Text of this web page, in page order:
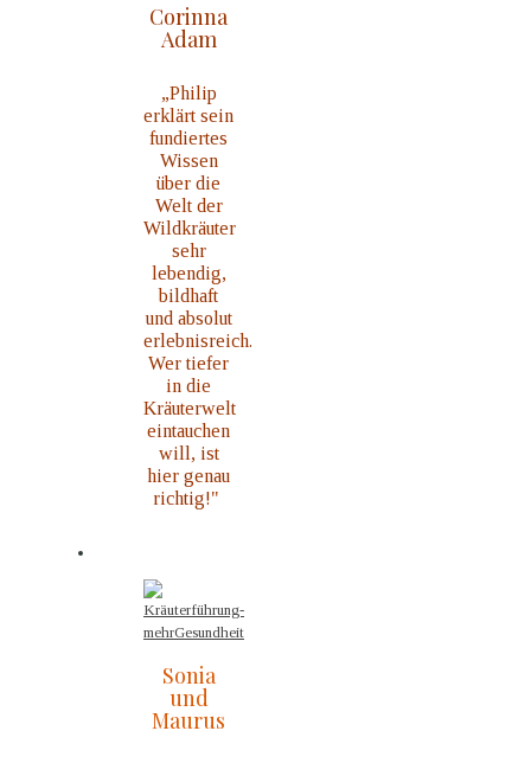
Corinna
Adam
„Philip
erklärt sein
fundiertes
Wissen
über die
Welt der
Wildkräuter
sehr
lebendig,
bildhaft
und absolut
erlebnisreich.
Wer tiefer
in die
Kräuterwelt
eintauchen
will, ist
hier genau
richtig!"
Sonia
und
Maurus